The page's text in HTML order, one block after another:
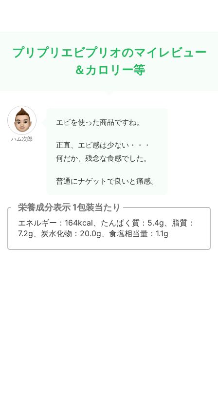
プリプリエビプリオのマイレビュー
＆カロリー等
ハム次郎
エビを使った商品ですね。
正直、エビ感は少ない・・・
何だか、残念な食感でした。
普通にナゲットで良いと痛感。
栄養成分表示 1包装当たり
エネルギー：164kcal、たんぱく質：5.4g、脂質：
7.2g、炭水化物：20.0g、食塩相当量：1.1g